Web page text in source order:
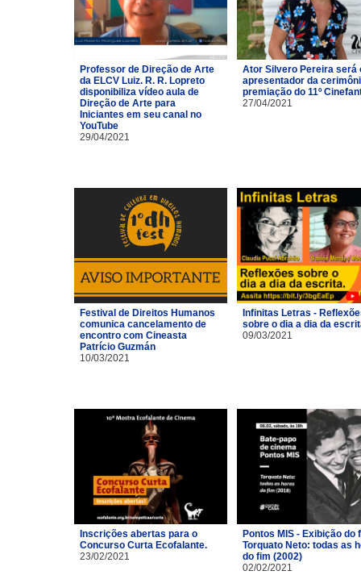
Professor de Direção de Arte
da ELCV Luiz. R. R. Lopreto
disponibiliza vídeo aula de
Direção de Arte para
Iniciantes em seu canal no
YouTube
29/04/2021
Ator Silvero Pereira será
apresentador da
premiação do 11º
27/04/2021
Festival de Direitos Humanos
comunica cancelamento de
encontro com Cineasta
Patrício Guzmán
10/03/2021
Infinitas Letras -
sobre o dia a dia da
09/03/2021
Inscrições abertas para o
Concurso Curta Ecofalante.
23/02/2021
Pontos MIS - Exibição do
Torquato Neto: todas as
do fim (2002)
02/02/2021